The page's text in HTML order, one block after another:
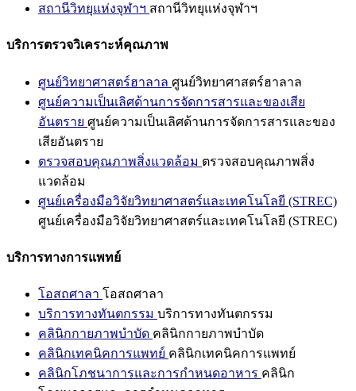
สถานีวิทยุแห่งจุฬาฯ สถานีวิทยุแห่งจุฬาฯ
บริการตรวจวิเคราะห์คุณภาพ
ศูนย์วิทยาศาสตร์ฮาลาล ศูนย์วิทยาศาสตร์ฮาลาล
ศูนย์ความเป็นเลิศด้านการจัดการสารและของเสีย
อันตราย ศูนย์ความเป็นเลิศด้านการจัดการสารและของ
เสียอันตราย
ตรวจสอบคุณภาพสิ่งแวดล้อม ตรวจสอบคุณภาพสิ่ง
แวดล้อม
ศูนย์เครื่องมือวิจัยวิทยาศาสตร์และเทคโนโลยี (STREC)
ศูนย์เครื่องมือวิจัยวิทยาศาสตร์และเทคโนโลยี (STREC)
บริการทางการแพทย์
โอสถศาลา โอสถศาลา
บริการทางทันตกรรม บริการทางทันตกรรม
คลินิกกายภาพบำบัด คลินิกกายภาพบำบัด
คลินิกเทคนิคการแพทย์ คลินิกเทคนิคการแพทย์
คลินิกโภชนาการและการกำหนดอาหาร คลินิก